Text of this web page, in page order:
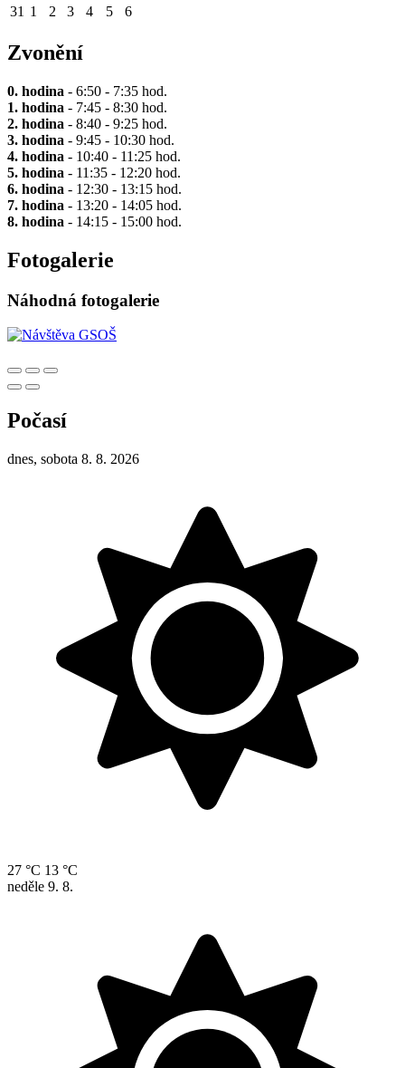
31 1 2 3 4 5 6
Zvonění
0. hodina - 6:50 - 7:35 hod.
1. hodina - 7:45 - 8:30 hod.
2. hodina - 8:40 - 9:25 hod.
3. hodina - 9:45 - 10:30 hod.
4. hodina - 10:40 - 11:25 hod.
5. hodina - 11:35 - 12:20 hod.
6. hodina - 12:30 - 13:15 hod.
7. hodina - 13:20 - 14:05 hod.
8. hodina - 14:15 - 15:00 hod.
Fotogalerie
Náhodná fotogalerie
Počasí
dnes, sobota 8. 8. 2026
27 °C 13 °C
neděle 9. 8.